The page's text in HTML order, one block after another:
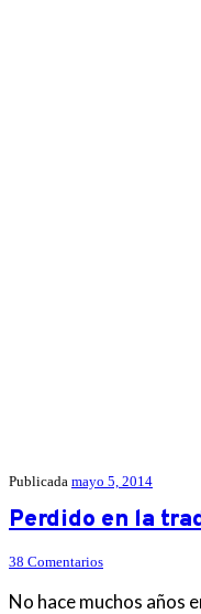
Publicada mayo 5, 2014
Perdido en la
38 Comentarios
No hace muchos años